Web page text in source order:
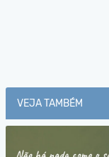
VEJA TAMBÉM